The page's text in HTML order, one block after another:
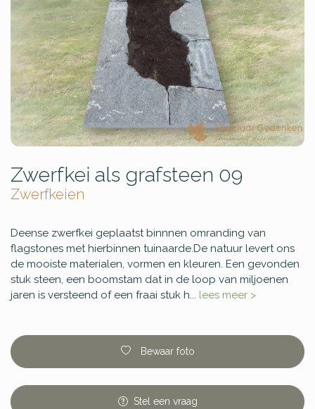
Zwerfkei als grafsteen 09
Zwerfkeien
Deense zwerfkei geplaatst binnnen omranding van
flagstones met hierbinnen tuinaarde.De natuur levert ons
de mooiste materialen, vormen en kleuren. Een gevonden
stuk steen, een boomstam dat in de loop van miljoenen
jaren is versteend of een fraai stuk h... lees meer >
Bewaar foto
Stel een vraag